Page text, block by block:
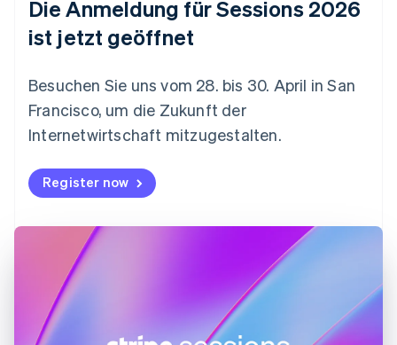
Die Anmeldung für Sessions 2026
ist jetzt geöffnet
Besuchen Sie uns vom 28. bis 30. April in San
Francisco, um die Zukunft der
Internetwirtschaft mitzugestalten.
Register now
English
Festlandchina
简体中文 English
English Svenska
Frankreich
FrançaisEnglish
Gibraltar
Griechenland
English
English
Irland
English
Italien
Italiano
Japan